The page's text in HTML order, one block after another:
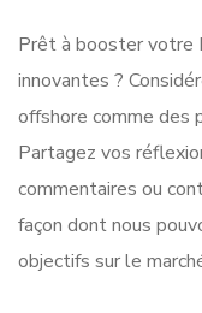
Prêt à booster votre
innovantes ?
offshore comme des
Partagez vos
commentaires ou
façon dont nous
objectifs sur le